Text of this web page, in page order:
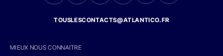
TOUSLESCONTACTS@ATLANTICO.FR
MIEUX NOUS CONNAITRE